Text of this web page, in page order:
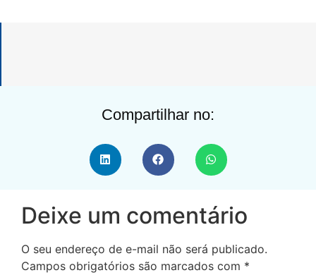
Compartilhar no:
Deixe um comentário
O seu endereço de e-mail não será publicado.
Campos obrigatórios são marcados com *